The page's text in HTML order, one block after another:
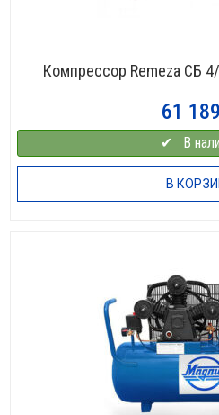
Компрессор Remeza СБ
61 189
✔⠀В
В